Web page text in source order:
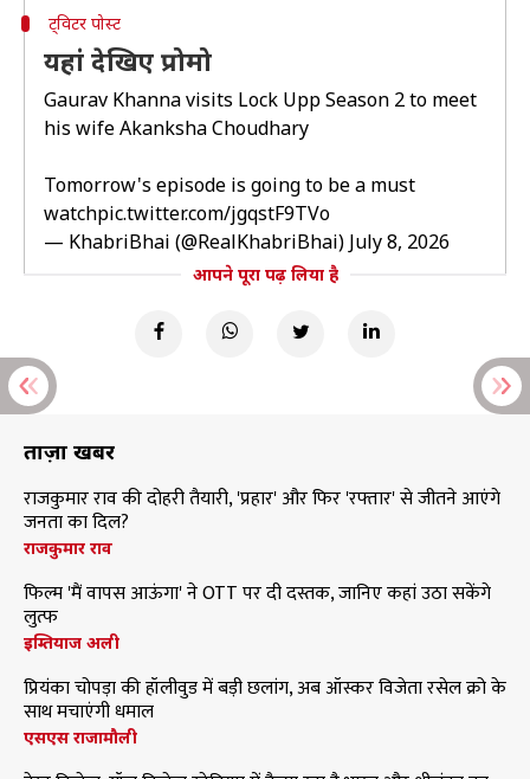
ट्विटर पोस्ट
यहां देखिए प्रोमो
Gaurav Khanna visits Lock Upp Season 2 to meet
his wife Akanksha Choudhary
Tomorrow's episode is going to be a must
watchpic.twitter.com/jgqstF9TVo
— KhabriBhai (@RealKhabriBhai) July 8, 2026
आपने पूरा पढ़ लिया है
ताज़ा खबरें
राजकुमार राव की दोहरी तैयारी, 'प्रहार' और फिर 'रफ्तार' से जीतने आएंगे
जनता का दिल?
राजकुमार राव
फिल्म 'मैं वापस आऊंगा' ने OTT पर दी दस्तक, जानिए कहां उठा सकेंगे
लुत्फ
इम्तियाज अली
प्रियंका चोपड़ा की हॉलीवुड में बड़ी छलांग, अब ऑस्कर विजेता रसेल क्रो के
साथ मचाएंगी धमाल
एसएस राजामौली